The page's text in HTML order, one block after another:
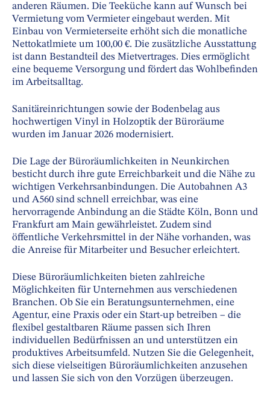
anderen Räumen. Die Teeküche kann auf Wunsch bei
Vermietung vom Vermieter eingebaut werden. Mit
Einbau von Vermieterseite erhöht sich die monatliche
Nettokatlmiete um 100,00 €. Die zusätzliche Ausstattung
ist dann Bestandteil des Mietvertrages. Dies ermöglicht
eine bequeme Versorgung und fördert das Wohlbefinden
im Arbeitsalltag.
Sanitäreinrichtungen sowie der Bodenbelag aus
hochwertigen Vinyl in Holzoptik der Büroräume
wurden im Januar 2026 modernisiert.
Die Lage der Büroräumlichkeiten in Neunkirchen
besticht durch ihre gute Erreichbarkeit und die Nähe zu
wichtigen Verkehrsanbindungen. Die Autobahnen A3
und A560 sind schnell erreichbar, was eine
hervorragende Anbindung an die Städte Köln, Bonn und
Frankfurt am Main gewährleistet. Zudem sind
öffentliche Verkehrsmittel in der Nähe vorhanden, was
die Anreise für Mitarbeiter und Besucher erleichtert.
Diese Büroräumlichkeiten bieten zahlreiche
Möglichkeiten für Unternehmen aus verschiedenen
Branchen. Ob Sie ein Beratungsunternehmen, eine
Agentur, eine Praxis oder ein Start-up betreiben – die
flexibel gestaltbaren Räume passen sich Ihren
individuellen Bedürfnissen an und unterstützen ein
produktives Arbeitsumfeld. Nutzen Sie die Gelegenheit,
sich diese vielseitigen Büroräumlichkeiten anzusehen
und lassen Sie sich von den Vorzügen überzeugen.